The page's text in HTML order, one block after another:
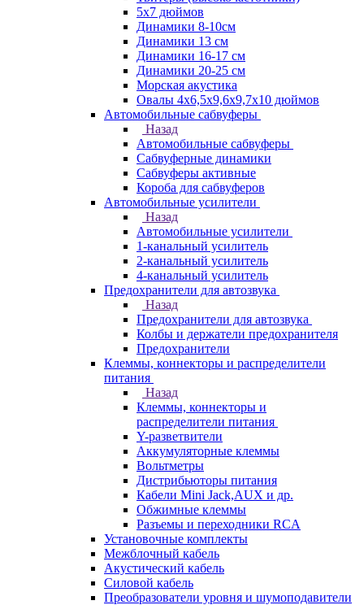
5x7 дюймов
Динамики 8-10см
Динамики 13 см
Динамики 16-17 см
Динамики 20-25 см
Морская акустика
Овалы 4х6,5х9,6x9,7х10 дюймов
Автомобильные сабвуферы
Назад
Автомобильные сабвуферы
Сабвуферные динамики
Сабвуферы активные
Короба для сабвуферов
Автомобильные усилители
Назад
Автомобильные усилители
1-канальный усилитель
2-канальный усилитель
4-канальный усилитель
Предохранители для автозвука
Назад
Предохранители для автозвука
Колбы и держатели предохранителя
Предохранители
Клеммы, коннекторы и распределители
питания
Назад
Клеммы, коннекторы и
распределители питания
Y-разветвители
Аккумуляторные клеммы
Вольтметры
Дистрибьюторы питания
Кабели Mini Jack,AUX и др.
Обжимные клеммы
Разъемы и переходники RCA
Установочные комплекты
Межблочный кабель
Акустический кабель
Силовой кабель
Преобразователи уровня и шумоподавители